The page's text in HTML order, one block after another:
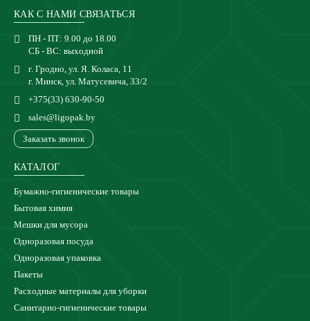
КАК С НАМИ СВЯЗАТЬСЯ
ПН - ПТ: 9.00 до 18.00
СБ - ВС: выходной
г. Гродно, ул. Я. Коласа, 11
г. Минск, ул. Матусевича, 33/2
+375(33) 630-90-50
sales@ligopak.by
Заказать звонок
КАТАЛОГ
Бумажно-гигиенические товары
Бытовая химия
Мешки для мусора
Одноразовая посуда
Одноразовая упаковка
Пакеты
Расходные материалы для уборки
Санитарно-гигиенические товары